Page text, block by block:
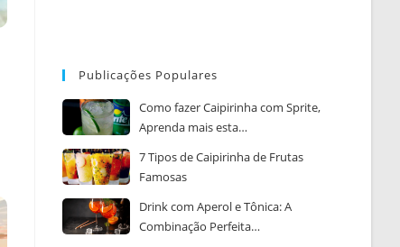
Publicações Populares
Como fazer Caipirinha com Sprite,
Aprenda mais esta…
7 Tipos de Caipirinha de Frutas
Famosas
Drink com Aperol e Tônica: A
Combinação Perfeita…